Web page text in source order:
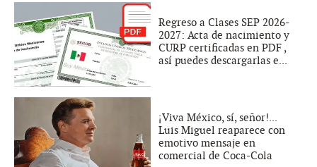
Regreso a Clases SEP 2026-
2027: Acta de nacimiento y
CURP certificadas en PDF ,
así puedes descargarlas e...
¡Viva México, sí, señor!...
Luis Miguel reaparece con
emotivo mensaje en
comercial de Coca-Cola